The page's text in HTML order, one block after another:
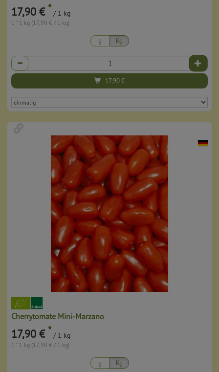
17,90 € * / 1 kg
1 * 1 kg (17,90 € / 1 kg)
g Kg
Anzahl
17,90€
Cherrytomate Mini-Marzano
17,90 € * / 1 kg
1 * 1 kg (17,90 € / 1 kg)
g Kg